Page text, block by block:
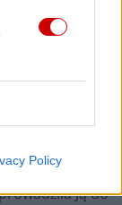
Policy
a
misterium
ciało – oraz
jedno
„tak”,
pielgrzymką,
Ją do